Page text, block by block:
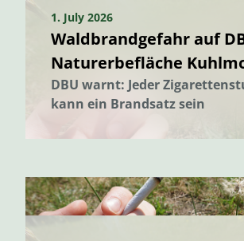
1. July 2026
Waldbrandgefahr auf
Naturerbefläche
DBU warnt: Jeder
kann ein Brandsatz sein